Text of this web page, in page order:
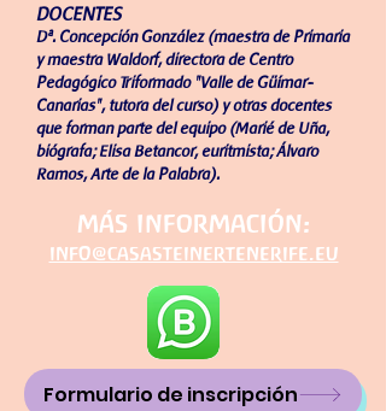
DOCENTES
Dª. Concepción González (maestrade Primaria
y maestra Waldorf, directora de Centro
Pedagógico Triformado "Valle de Güímar-
Canarias", tutora del curso) y otras docentes
que forman parte del equipo (Marié de Uña,
biógrafa; Elisa Betancor, euritmista; Álvaro
Ramos, Arte de la Palabra).
más información:
info@casasteinertenerife.eu
Formulario de inscripción